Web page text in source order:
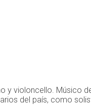
violoncello. Músico
del país, como